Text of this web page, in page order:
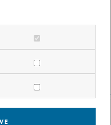
90 Personen und ist
http:
cookies
Allow statistic cookies
marketing cookies